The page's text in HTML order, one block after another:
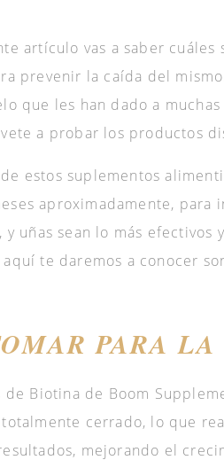
artículo vas a saber
prevenir la caída del
que les han dado a
a probar los productos
estos suplementos
aproximadamente, para
uñas sean lo más
te daremos a conocer
PARA
de Biotina de Boom
cerrado, lo que
mejorando el